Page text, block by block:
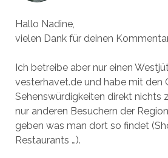
Hallo Nadine,
vielen Dank für deinen
Ich betreibe aber nur einen
vesterhavet.de und habe mit den
Sehenswürdigkeiten direkt nichts
nur anderen Besuchern der
geben was man dort so findet
Restaurants …).